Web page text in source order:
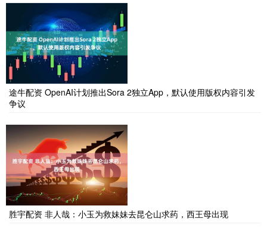
途牛配资 OpenAI计划推出Sora 2独立App，默认使用版权内容引发
争议
胜宇配资 非人哉：小玉为救妹妹去昆仑山求药，西王母出现